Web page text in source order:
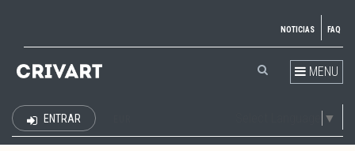
NOTICIAS FAQ
MENU
▼
ENTRAR